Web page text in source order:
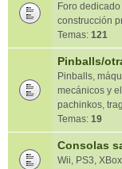
Foro
construcción
Temas: 121
Pinballs/
Pinballs,
mecánicos y
pachinkos,
Temas: 19
Consolas
Wii, PS3,